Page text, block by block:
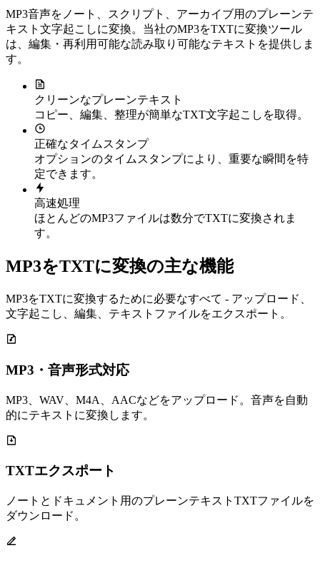
MP3音声をノート、スクリプト、アーカイブ用のプレーンテ
キスト文字起こしに変換。当社のMP3をTXTに変換ツール
は、編集・再利用可能な読み取り可能なテキストを提供しま
す。
クリーンなプレーンテキスト
コピー、編集、整理が簡単なTXT文字起こしを取得。
正確なタイムスタンプ
オプションのタイムスタンプにより、重要な瞬間を特
定できます。
高速処理
ほとんどのMP3ファイルは数分でTXTに変換されま
す。
MP3をTXTに変換の主な機能
MP3をTXTに変換するために必要なすべて - アップロード、
文字起こし、編集、テキストファイルをエクスポート。
MP3・音声形式対応
MP3、WAV、M4A、AACなどをアップロード。音声を自動
的にテキストに変換します。
TXTエクスポート
ノートとドキュメント用のプレーンテキストTXTファイルを
ダウンロード。